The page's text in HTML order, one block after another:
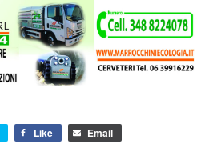
Like Email